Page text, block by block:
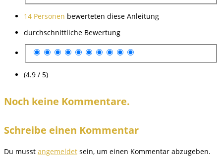
14 Personen bewerteten diese Anleitung
durchschnittliche Bewertung
(4.9 / 5)
Noch keine Kommentare.
Schreibe einen Kommentar
Du musst angemeldet sein, um einen Kommentar abzugeben.